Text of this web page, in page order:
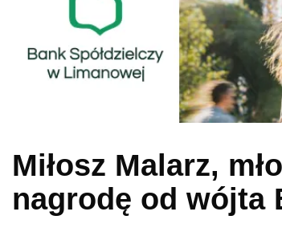
Miłosz Malarz,
nagrodę od wójta